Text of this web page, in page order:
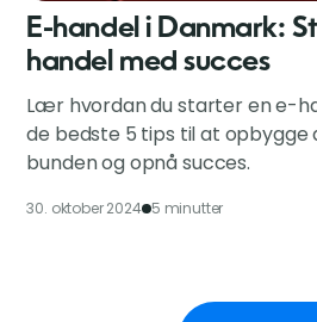
E-handel i Danmark:
handel med succes
Lær hvordan du starter en e-
de bedste 5 tips til at opbygge
bunden og opnå succes.
30. oktober 2024 5 minutter